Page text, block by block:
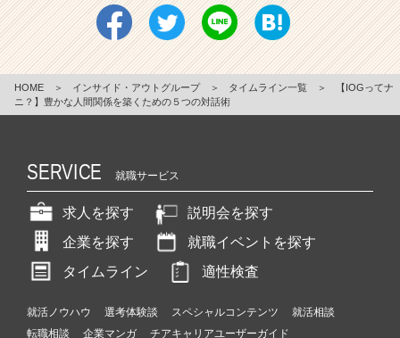
HOME ＞ インサイド・アウトグループ ＞ タイムライン一覧 ＞
【IOGってナ
ニ？】豊かな人間関係を築くための５つの対話術
SERVICE 就職サービス
求人を探す
説明会を探す
企業を探す
就職イベントを探す
タイムライン
適性検査
就活ノウハウ 選考体験談 スペシャルコンテンツ
就活相談
転職相談
企業マンガ チアキャリアユーザーガイド